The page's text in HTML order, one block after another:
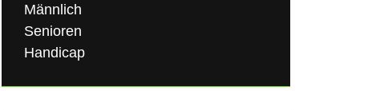
Männlich
Senioren
Handicap